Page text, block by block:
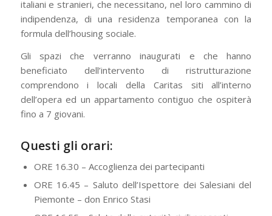
italiani e stranieri, che necessitano, nel loro cammino di
indipendenza, di una residenza temporanea con la
formula dell’housing sociale.
Gli spazi che verranno inaugurati e che hanno
beneficiato dell’intervento di ristrutturazione
comprendono i locali della Caritas siti all’interno
dell’opera ed un appartamento contiguo che ospiterà
fino a 7 giovani.
Questi gli orari:
ORE 16.30 – Accoglienza dei partecipanti
ORE 16.45 – Saluto dell’Ispettore dei Salesiani del
Piemonte – don Enrico Stasi